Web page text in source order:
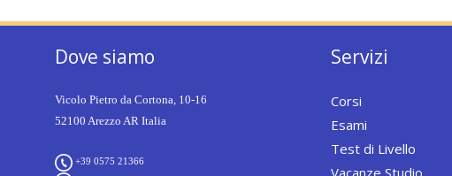
Dove siamo
Vicolo Pietro da Cortona, 10-16
52100 Arezzo AR Italia
+39 0575 21366
Servizi
Corsi
Esami
Test di Livello